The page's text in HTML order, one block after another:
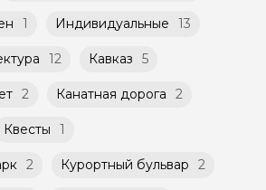
1 Индивидуальные 13
12 Кавказ 5
2 Канатная дорога 2
Квесты 1
2 Курортный бульвар 2